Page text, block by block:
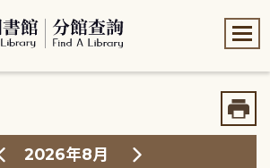
2026年8月